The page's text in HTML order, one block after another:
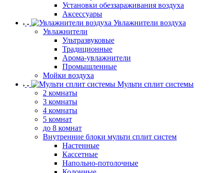
Установки обеззараживания воздуха
Аксессуары
Увлажнители воздуха
Увлажнители
Ультразвуковые
Традиционные
Арома-увлажнители
Промышленные
Мойки воздуха
Мульти сплит системы
2 комнаты
3 комнаты
4 комнаты
5 комнат
до 8 комнат
Внутренние блоки мульти сплит систем
Настенные
Кассетные
Напольно-потолочные